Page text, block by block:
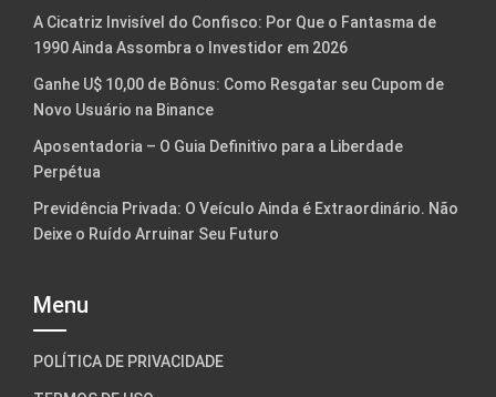
A Cicatriz Invisível do Confisco: Por Que o Fantasma de
1990 Ainda Assombra o Investidor em 2026
Ganhe U$ 10,00 de Bônus: Como Resgatar seu Cupom de
Novo Usuário na Binance
Aposentadoria – O Guia Definitivo para a Liberdade
Perpétua
Previdência Privada: O Veículo Ainda é Extraordinário. Não
Deixe o Ruído Arruinar Seu Futuro
Menu
POLÍTICA DE PRIVACIDADE